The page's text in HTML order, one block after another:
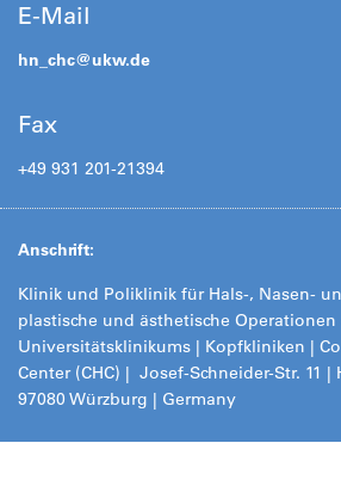
E-Mail
hn_chc@ukw.de
Fax
+49 931 201-21394
Anschrift:
Klinik und Poliklinik für Hals-, Nasen-
plastische und ästhetische Operationen
Universitätsklinikums | Kopfkliniken |
Center (CHC) | Josef-Schneider-Str. 11 |
97080 Würzburg | Germany